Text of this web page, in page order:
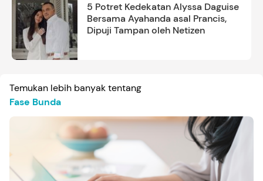
5 Potret Kedekatan Alyssa Daguise
Bersama Ayahanda asal Prancis,
Dipuji Tampan oleh Netizen
Temukan lebih banyak tentang
Fase Bunda